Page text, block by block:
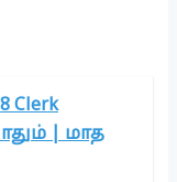
Clerk
| மாத